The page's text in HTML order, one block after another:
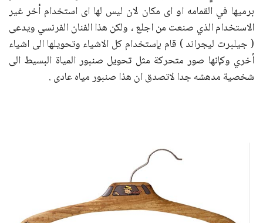
برميها في القمامه او اى مكان لان ليس لها اى استخدام أخر غير
الاستخدام الذي صنعت من اجلع ، ولكن هذا الفنان الفرنسي ويدعى
( جيلبرت ليجراند ) قام بإستخدام كل الاشياء وتحويلها الى اشياء
أخري وكإنها صور متحركة مثل تحويل صنبور المياة البسيط الى
شخصية مدهشه جدا لاتصدق ان هذا صنبور مياه عادى .